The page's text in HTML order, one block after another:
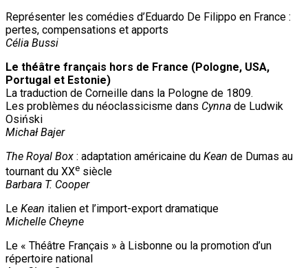
Représenter les comédies d’Eduardo De Filippo en France :
pertes, compensations et apports
Célia Bussi
Le théâtre français hors de France (Pologne, USA,
Portugal et Estonie)
La traduction de Corneille dans la Pologne de 1809.
Les problèmes du néoclassicisme dans Cynna de Ludwik
Osiński
Michał Bajer
The Royal Box : adaptation américaine du Kean de Dumas au
tournant du XXe siècle
Barbara T. Cooper
Le Kean italien et l’import-export dramatique
Michelle Cheyne
Le « Théâtre Français » à Lisbonne ou la promotion d’un
répertoire national